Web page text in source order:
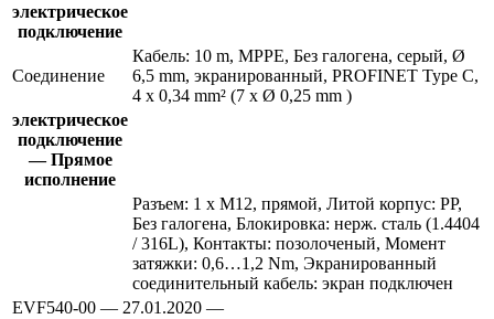
электрическое
подключение
Соединение
Кабель: 10 m, MPPE, Без галогена, серый, Ø
6,5 mm, экранированный, PROFINET Type C,
4 x 0,34 mm² (7 x Ø 0,25 mm )
электрическое
подключение
— Прямое
исполнение
Разъем: 1 x M12, прямой, Литой корпус: PP,
Без галогена, Блокировка: нерж. сталь (1.4404
/ 316L), Контакты: позолоченый, Момент
затяжки: 0,6…1,2 Nm, Экранированный
соединительный кабель: экран подключен
EVF540-00 — 27.01.2020 —